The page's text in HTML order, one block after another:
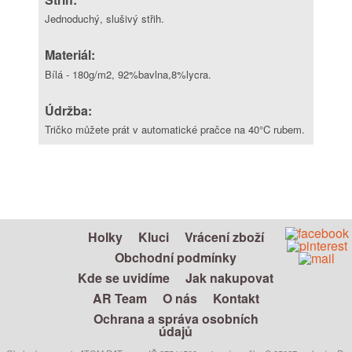
Jednoduchý, slušivý střih.
Materiál:
Bílá - 180g/m2, 92%bavlna,8%lycra.
Údržba:
Tričko můžete prát v automatické pračce na 40°C rubem.
Holky Kluci
Vrácení zboží
Obchodní podmínky
Kde se uvidíme
Jak nakupovat
AR Team
O nás
Kontakt
Ochrana a správa osobních
údajů